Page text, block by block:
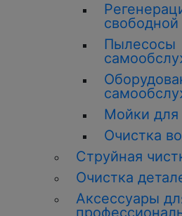
Пылесосы
Мойки для
Очистка
Струйная
Очистка
Аксессуары